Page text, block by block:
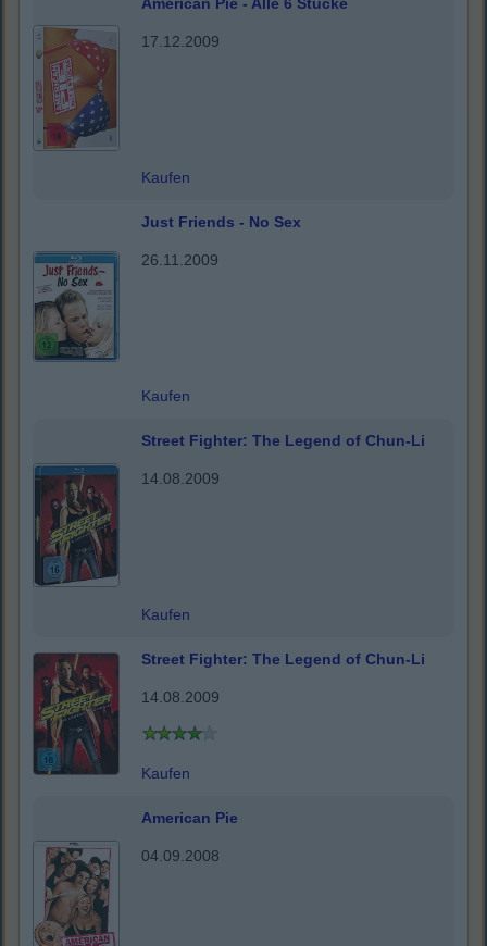
American Pie - Alle 6 Stücke
17.12.2009
Kaufen
Just Friends - No Sex
26.11.2009
Kaufen
Street Fighter: The Legend of Chun-Li
14.08.2009
Kaufen
Street Fighter: The Legend of Chun-Li
14.08.2009
Kaufen
American Pie
04.09.2008